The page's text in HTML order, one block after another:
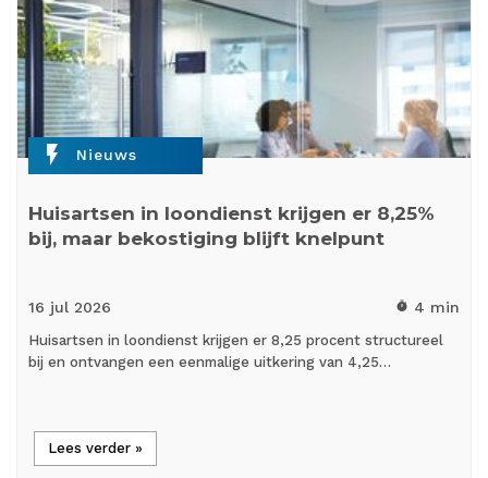
flash_on Nieuws
Huisartsen in loondienst krijgen er 8,25%
bij, maar bekostiging blijft knelpunt
16 jul 2026 timer 4 min
Huisartsen in loondienst krijgen er 8,25 procent structureel
bij en ontvangen een eenmalige uitkering van 4,25…
Lees verder »